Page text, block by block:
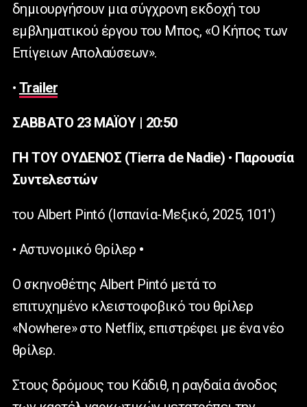
δημιουργήσουν μια σύγχρονη εκδοχή του
εμβληματικού έργου του Μπος, «Ο Κήπος των
Επίγειων Απολαύσεων».
• Trailer
ΣΑΒΒΑΤΟ 23 ΜΑΪΟΥ | 20:50
ΓΗ ΤΟΥ ΟΥΔΕΝΟΣ (Tierra de Nadie) • Παρουσία
Συντελεστών
του Albert Pintó (Ισπανία-Μεξικό, 2025, 101′)
• Αστυνομικό Θρίλερ •
Ο σκηνοθέτης Albert Pintó μετά το
επιτυχημένο κλειστοφοβικό του θρίλερ
«Nowhere» στο Netflix, επιστρέφει με ένα νέο
θρίλερ.
Στους δρόμους του Κάδιθ, η ραγδαία άνοδος